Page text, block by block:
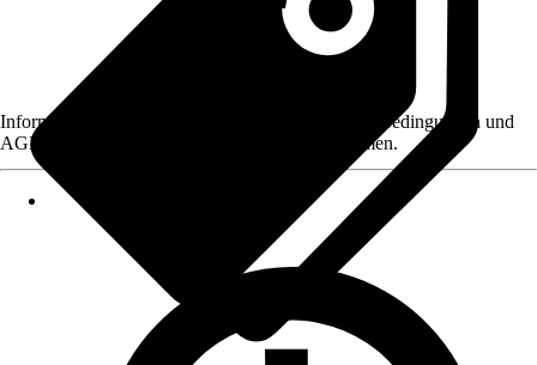
Informationen des Verkäufers, wie z. B. Rückgabebedingungen und
AGB, finden Sie bei Klick auf den Verkäufernamen.